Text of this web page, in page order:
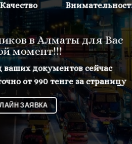
Качество
в Алматы для Вас
момент!!!
ваших документов сейчас
от 990 тенге за страницу
ЗАЯВКА